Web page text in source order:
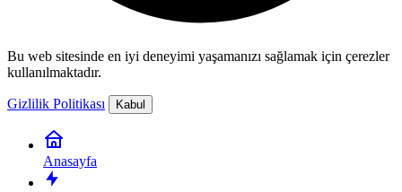
Bu web sitesinde en iyi deneyimi yaşamanızı sağlamak için çerezler
kullanılmaktadır.
Gizlilik Politikası Kabul
Anasayfa